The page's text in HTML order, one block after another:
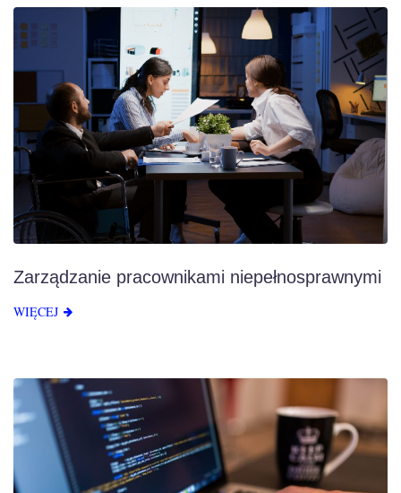
Zarządzanie pracownikami niepełnosprawnymi
WIĘCEJ